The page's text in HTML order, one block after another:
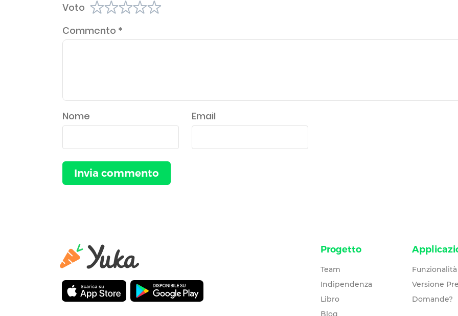
Voto
Commento *
Nome Email
Progetto
Team
Indipendenza
Libro
Blog
Funzionalità
Versione
Domande?